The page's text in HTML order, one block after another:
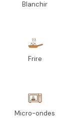
Blanchir
Frire
Micro-ondes